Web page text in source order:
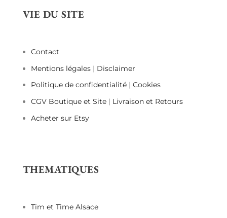
VIE DU SITE
Contact
Mentions légales | Disclaimer
Politique de confidentialité| Cookies
CGV Boutique et Site | Livraison et Retours
Acheter sur Etsy
THEMATIQUES
Tim et Time Alsace